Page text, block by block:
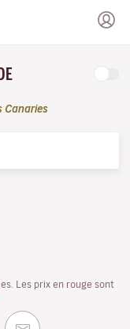
Canaries
Les prix en rouge sont